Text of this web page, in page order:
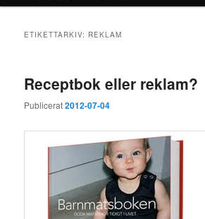
ETIKETTARKIV: REKLAM
Receptbok eller reklam?
Publicerat2012-07-04